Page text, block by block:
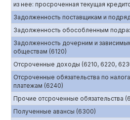
из нее: просроченная текущая
Задолженность поставщикам и
Задолженность обособленным
Задолженность дочерним и
обществам (6120)
Отсроченные доходы (6210, 6220,
Отсроченные обязательства по
платежам (6240)
Прочие отсроченные обязательства
Полученные авансы (6300)